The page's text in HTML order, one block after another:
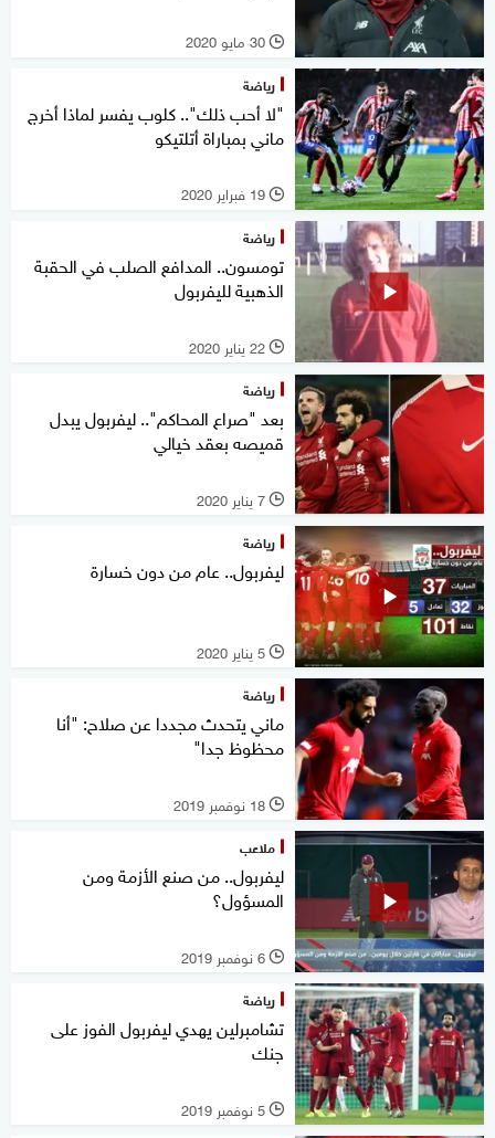
l 30 مايو 2020
رياضة
"لا أحب ذلك".. كلوب يفسر لماذا أخرج
ماني بمباراة أتلتيكو
l 19 فبراير 2020
رياضة
تومسون.. المدافع الصلب في الحقبة
الذهبية لليفربول
l 22 يناير 2020
رياضة
بعد "صراع المحاكم".. ليفربول يبدل
قميصه بعقد خيالي
l 7 يناير 2020
رياضة
ليفربول.. عام من دون خسارة
l 5 يناير 2020
رياضة
ماني يتحدث مجددا عن صلاح: "أنا
محظوظ جدا"
l 18 نوفمبر 2019
ملاعب
ليفربول.. من صنع الأزمة ومن
المسؤول؟
l 6 نوفمبر 2019
رياضة
تشامبرلين يهدي ليفربول الفوز على
جنك
l 5 نوفمبر 2019